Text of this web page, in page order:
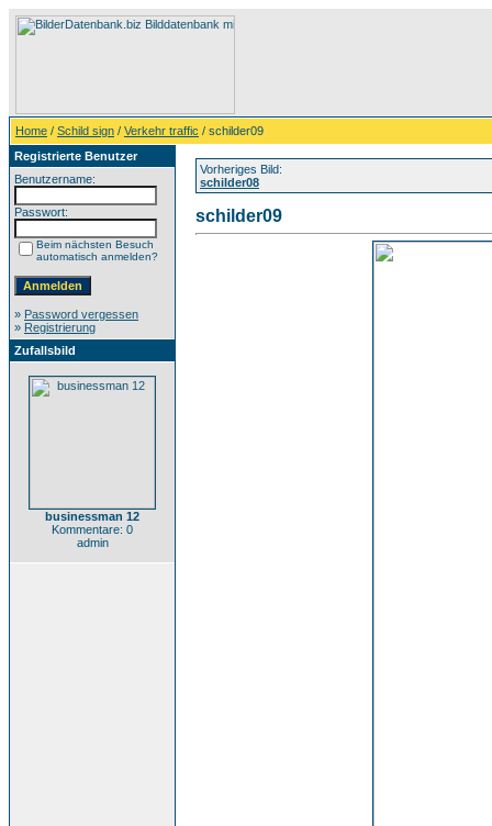
Home / Schild sign / Verkehr traffic / schilder09
Registrierte Benutzer
Benutzername:
Passwort:
Beim nächsten Besuch
automatisch anmelden?
» Password vergessen
» Registrierung
Zufallsbild
businessman 12
Kommentare: 0
admin
Vorheriges Bild:
schilder08
schilder09